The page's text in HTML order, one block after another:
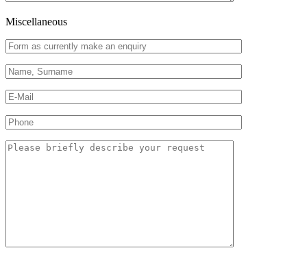
Miscellaneous